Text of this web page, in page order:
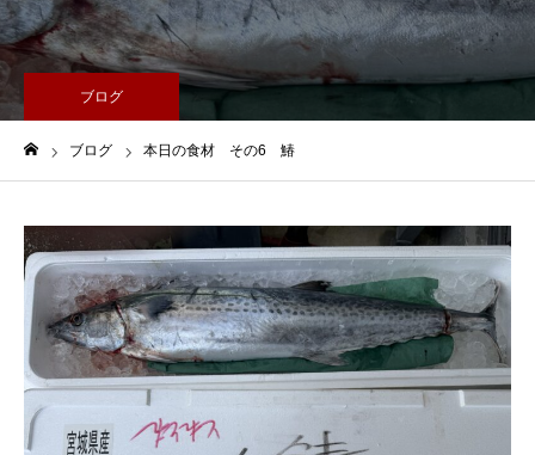
ブログ
ブログ 本日の食材 その6 鰆